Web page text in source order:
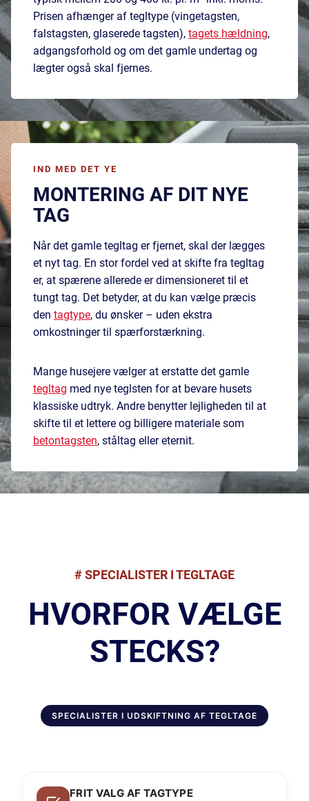
Prisen afhænger af tegltype (vingetagsten,
falstagsten, glaserede tagsten), tagets hældning,
adgangsforhold og om det gamle undertag og
lægter også skal fjernes.
IND MED DET YE
MONTERING AF DIT NYE
TAG
Når det gamle tegltag er fjernet, skal der lægges
et nyt tag. En stor fordel ved at skifte fra tegltag
er, at spærene allerede er dimensioneret til et
tungt tag. Det betyder, at du kan vælge præcis
den tagtype, du ønsker – uden ekstra
omkostninger til spærforstærkning.
Mange husejere vælger at erstatte det gamle
tegltag med nye teglsten for at bevare husets
klassiske udtryk. Andre benytter lejligheden til at
skifte til et lettere og billigere materiale som
betontagsten, ståltag eller eternit.
# SPECIALISTER I TEGLTAGE
HVORFOR VÆLGE
STECKS?
SPECIALISTER I UDSKIFTNING AF TEGLTAGE
FRIT VALG AF TAGTYPE